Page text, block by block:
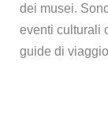
dei musei.
eventi culturali
guide di